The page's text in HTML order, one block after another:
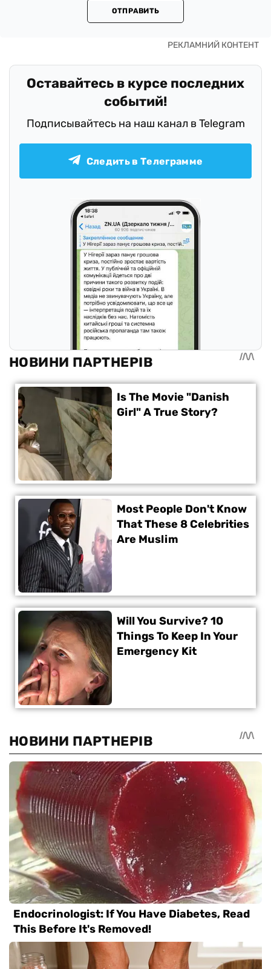
ОТПРАВИТЬ
Оставайтесь в курсе последних
событий!
Подписывайтесь на наш канал в Telegram
Следить в Телеграмме